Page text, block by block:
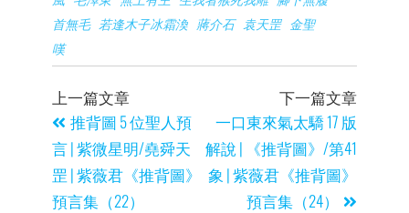
首無毛
若逢木子冰霜渙 蔣介石 袁天罡
金聖
嘆
上一篇文章
推背圖 5 位聖人預
言 | 紫微星明/堯舜天
罡 | 紫薇君《推背圖》
預言集（22）
下一篇文章
一口東來氣太驕 17 版
解說 | 《推背圖》/第41
象 | 紫薇君《推背圖》
預言集（24）